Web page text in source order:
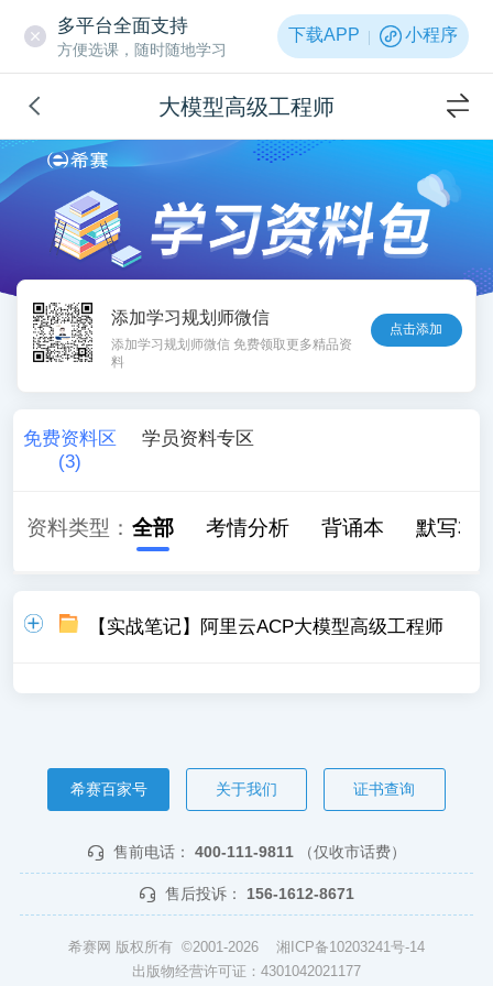
多平台全面支持
方便选课，随时随地学习
下载APP 小程序
大模型高级工程师
添加学习规划师微信
添加学习规划师微信 免费领取更多精品资
料
点击添加
免费资料区
(3)
学员资料专区
资料类型： 全部 考情分析 背诵本 默写本
【实战笔记】阿里云ACP大模型高级工程师
希赛百家号 关于我们 证书查询
售前电话： 400-111-9811 （仅收市话费）
售后投诉： 156-1612-8671
希赛网 版权所有 ©2001-2026 湘ICP备10203241号-14
出版物经营许可证：4301042021177